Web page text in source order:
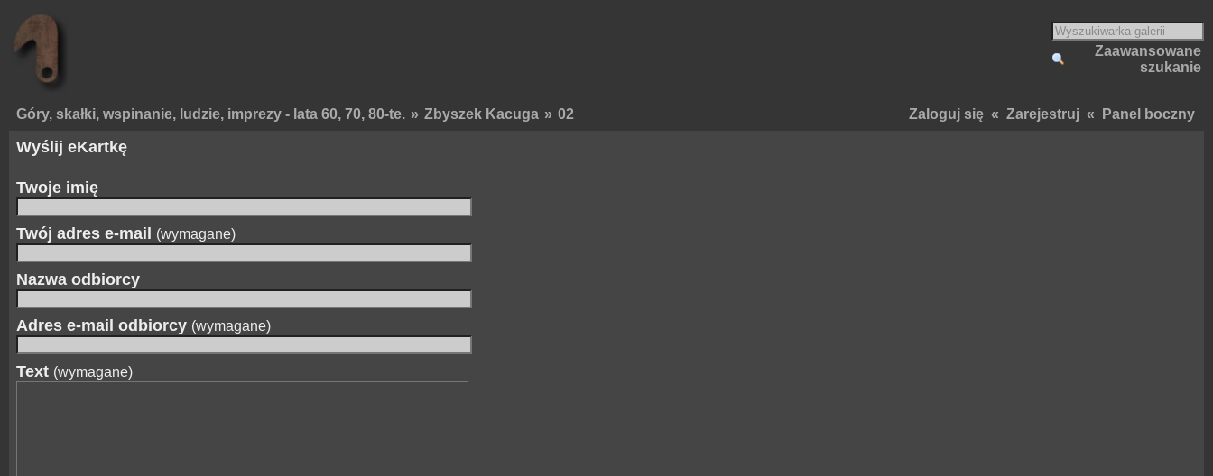
Zaawansowane
szukanie
Zaloguj się « Zarejestruj « Panel boczny
Góry, skałki, wspinanie, ludzie, imprezy - lata 60, 70, 80-te. » Zbyszek Kacuga » 02
Wyślij eKartkę
Twoje imię
Twój adres e-mail (wymagane)
Nazwa odbiorcy
Adres e-mail odbiorcy (wymagane)
Text (wymagane)